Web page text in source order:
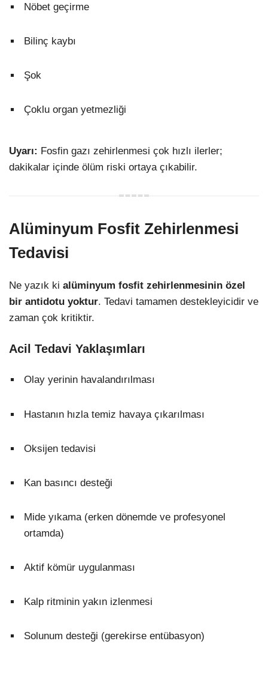
Nöbet geçirme
Bilinç kaybı
Şok
Çoklu organ yetmezliği
Uyarı: Fosfin gazı zehirlenmesi çok hızlı ilerler;
dakikalar içinde ölüm riski ortaya çıkabilir.
Alüminyum Fosfit Zehirlenmesi
Tedavisi
Ne yazık ki alüminyum fosfit zehirlenmesinin özel
bir antidotu yoktur. Tedavi tamamen destekleyicidir ve
zaman çok kritiktir.
Acil Tedavi Yaklaşımları
Olay yerinin havalandırılması
Hastanın hızla temiz havaya çıkarılması
Oksijen tedavisi
Kan basıncı desteği
Mide yıkama (erken dönemde ve profesyonel
ortamda)
Aktif kömür uygulanması
Kalp ritminin yakın izlenmesi
Solunum desteği (gerekirse entübasyon)